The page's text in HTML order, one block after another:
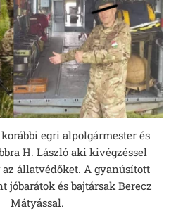
egri alpolgármester és
H. László aki kivégzéssel
az állatvédőket. A gyanúsított
jóbarátok és bajtársak Berecz
Mátyással.